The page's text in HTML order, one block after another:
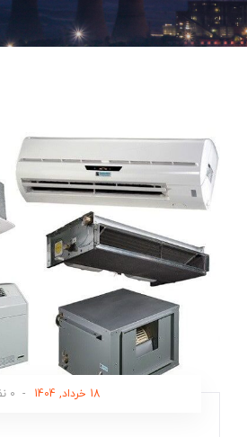
18 خرداد, 1404 - 0 نظر